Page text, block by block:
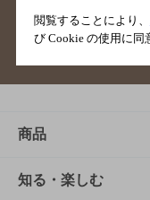
商品
商品TOP
知る・楽しむ
閲覧することにより、
び Cookie の使用に同